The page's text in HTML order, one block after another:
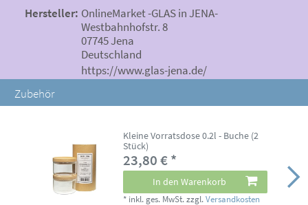
Hersteller: OnlineMarket -GLAS in JENA-
Westbahnhofstr. 8
07745 Jena
Deutschland
https://www.glas-jena.de/
Zubehör
Kleine Vorratsdose 0.2l - Buche (2
Stück)
23,80 € *
In den Warenkorb
* inkl. ges. MwSt. zzgl.Versandkosten